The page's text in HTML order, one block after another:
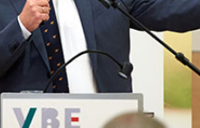
BAGSO